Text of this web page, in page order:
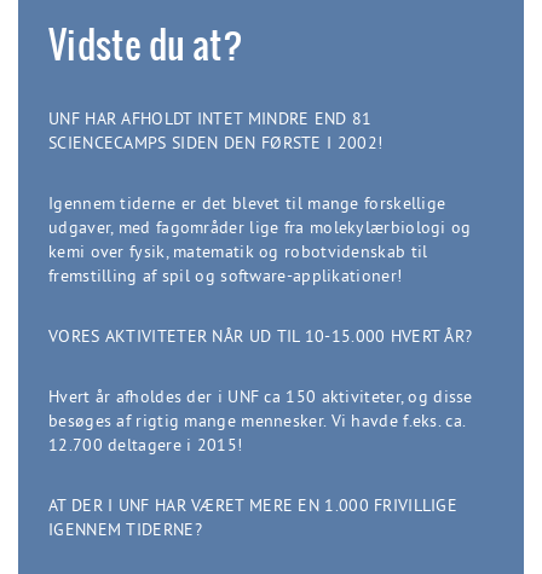
Vidste du at?
UNF HAR AFHOLDT INTET MINDRE END 81
SCIENCECAMPS SIDEN DEN FØRSTE I 2002!
Igennem tiderne er det blevet til mange forskellige
udgaver, med fagområder lige fra molekylærbiologi og
kemi over fysik, matematik og robotvidenskab til
fremstilling af spil og software-applikationer!
VORES AKTIVITETER NÅR UD TIL 10-15.000 HVERT ÅR?
Hvert år afholdes der i UNF ca 150 aktiviteter, og disse
besøges af rigtig mange mennesker. Vi havde f.eks. ca.
12.700 deltagere i 2015!
AT DER I UNF HAR VÆRET MERE EN 1.000 FRIVILLIGE
IGENNEM TIDERNE?